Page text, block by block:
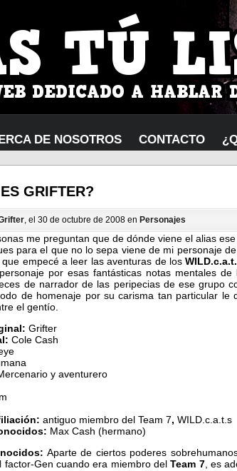
DE NOSOTROS CONTACTO
GRIFTER?
, el 30 de octubre de 2008 en Personajes
me preguntan que de dónde viene el alias
para el que no lo sepa viene de mi personaje
empecé a leer las aventuras de los
por esas fantásticas notas mentales
de narrador de las peripecias de ese grupo
de homenaje por su carisma tan particular le
el gentío.
Grifter
Cole Cash
y aventurero
antiguo miembro del Team 7, WILD.c.a.t.s
Max Cash (hermano)
Aparte de ciertos poderes
factor-Gen cuando era miembro delTeam 7, es